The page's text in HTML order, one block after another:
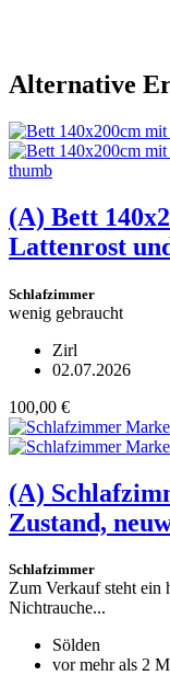
Alternative
(A) Bett
Lattenrost
Schlafzimmer
wenig gebraucht
Zirl
02.07.2026
100,00 €
(A)
Zustand,
Schlafzimmer
Zum Verkauf steht ein
Nichtrauche...
Sölden
vor mehr als 2